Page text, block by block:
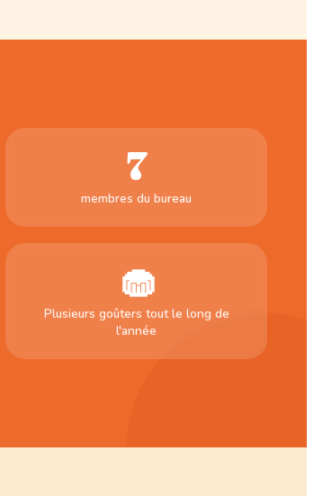
7
membres du bureau
🧁
Plusieurs goûters tout le long de
l'année